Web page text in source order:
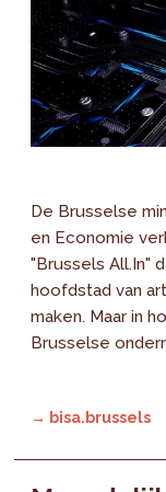
De Brusselse
en Economie
"Brussels All.In"
hoofdstad van
maken. Maar in
Brusselse
→ bisa.brussels